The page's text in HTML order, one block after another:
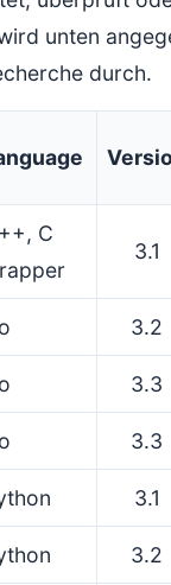
unten
durch.
C
3.1
3.2
3.3
3.3
3.1
3.2